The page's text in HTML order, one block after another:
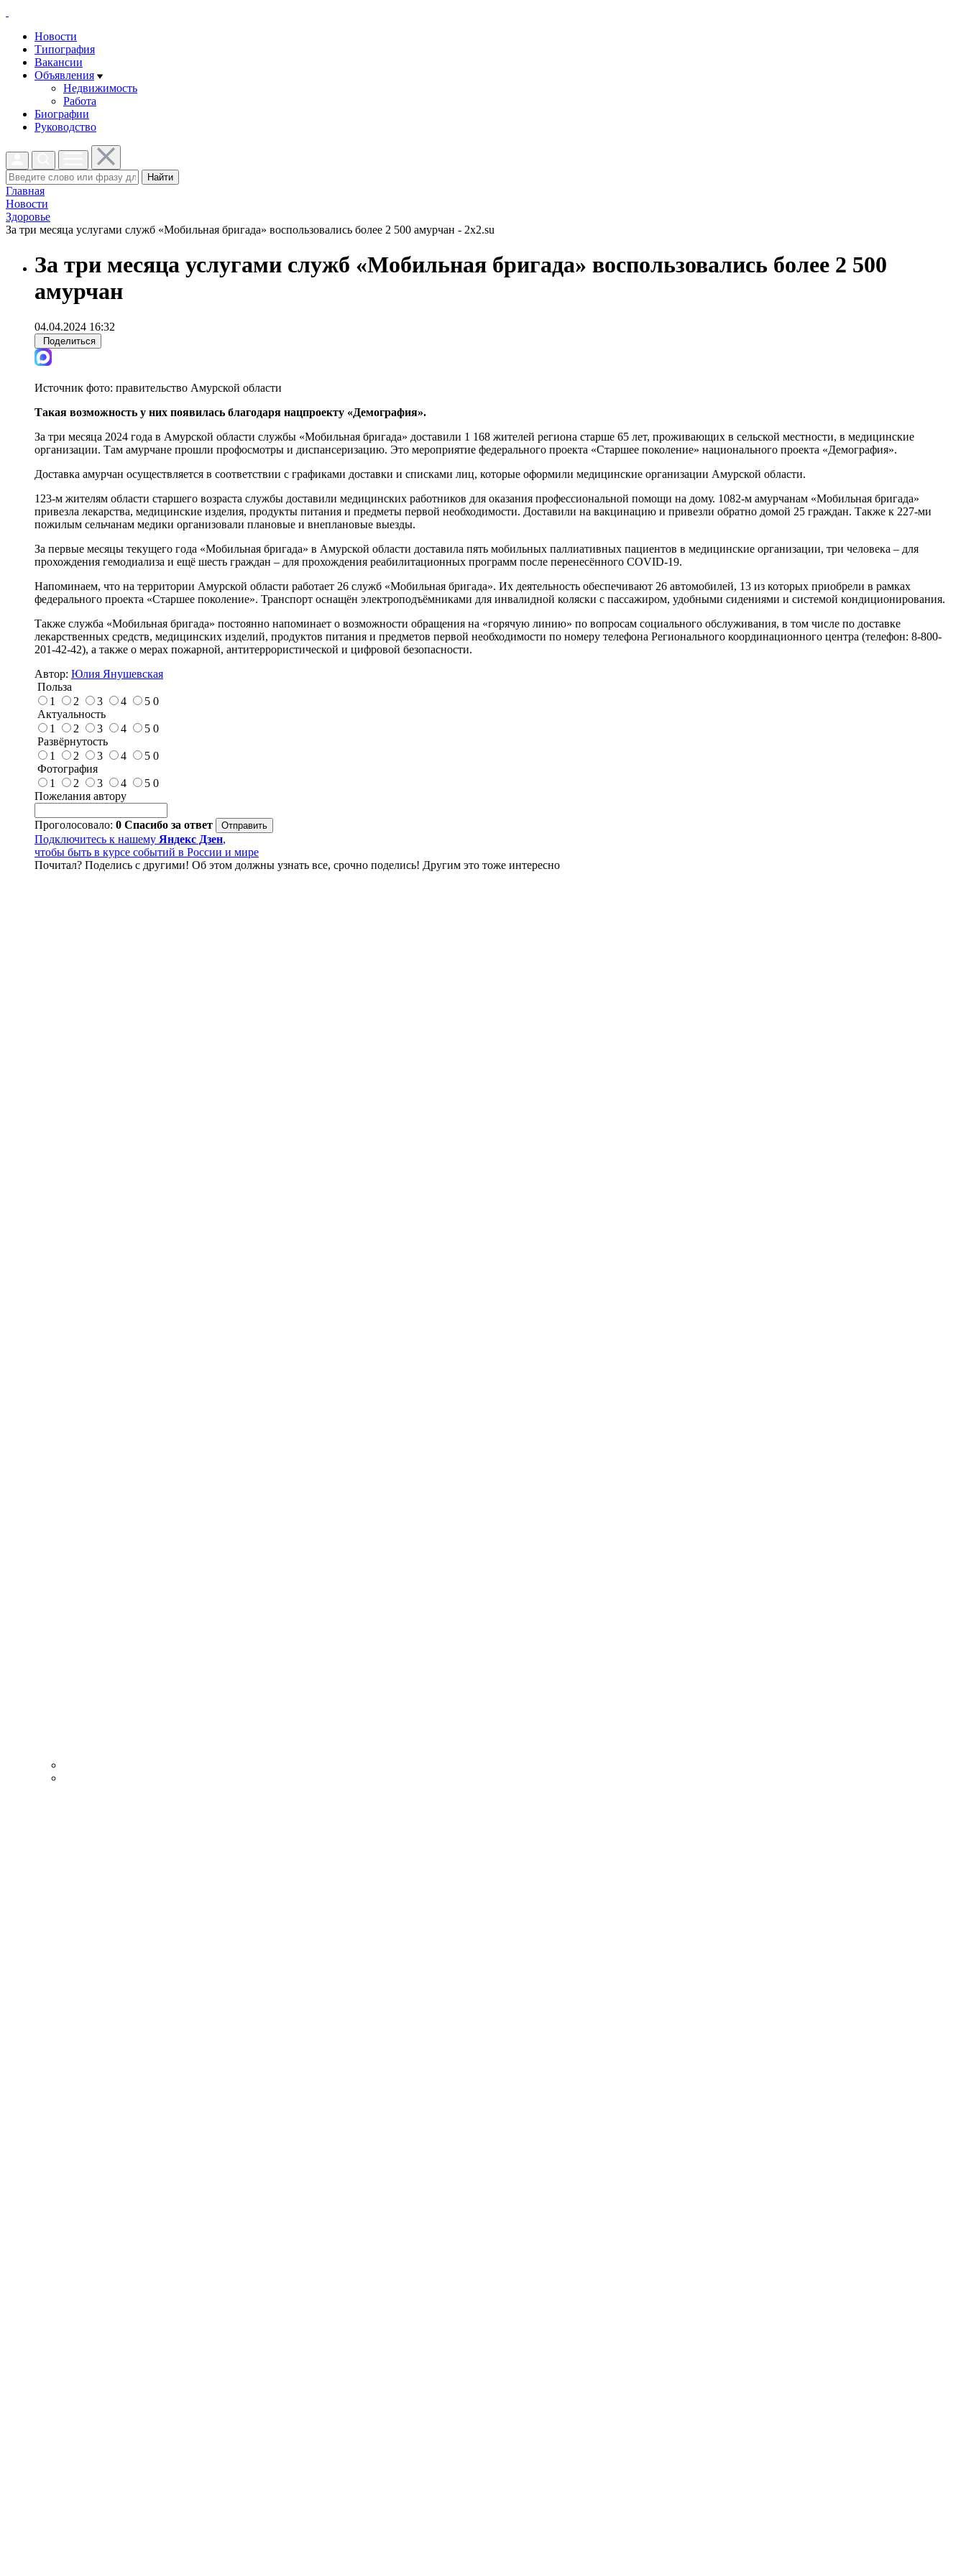
Новости
Типография
Вакансии
Объявления
Недвижимость
Работа
Биографии
Руководство
Найти
Главная
Новости
Здоровье
За три месяца услугами служб «Мобильная бригада» воспользовались более 2 500 амурчан - 2x2.su
За три месяца услугами служб «Мобильная бригада» воспользовались более 2 500
амурчан
04.04.2024 16:32
Поделиться
Источник фото: правительство Амурской области
Такая возможность у них появилась благодаря нацпроекту «Демография».
За три месяца 2024 года в Амурской области службы «Мобильная бригада» доставили 1 168 жителей региона старше 65 лет, проживающих в сельской местности, в медицинские
организации. Там амурчане прошли профосмотры и диспансеризацию. Это мероприятие федерального проекта «Старшее поколение» национального проекта «Демография».
Доставка амурчан осуществляется в соответствии с графиками доставки и списками лиц, которые оформили медицинские организации Амурской области.
123-м жителям области старшего возраста службы доставили медицинских работников для оказания профессиональной помощи на дому. 1082-м амурчанам «Мобильная бригада»
привезла лекарства, медицинские изделия, продукты питания и предметы первой необходимости. Доставили на вакцинацию и привезли обратно домой 25 граждан. Также к 227-ми
пожилым сельчанам медики организовали плановые и внеплановые выезды.
За первые месяцы текущего года «Мобильная бригада» в Амурской области доставила пять мобильных паллиативных пациентов в медицинские организации, три человека – для
прохождения гемодиализа и ещё шесть граждан – для прохождения реабилитационных программ после перенесённого COVID-19.
Напоминаем, что на территории Амурской области работает 26 служб «Мобильная бригада». Их деятельность обеспечивают 26 автомобилей, 13 из которых приобрели в рамках
федерального проекта «Старшее поколение». Транспорт оснащён электроподъёмниками для инвалидной коляски с пассажиром, удобными сидениями и системой кондиционирования.
Также служба «Мобильная бригада» постоянно напоминает о возможности обращения на «горячую линию» по вопросам социального обслуживания, в том числе по доставке
лекарственных средств, медицинских изделий, продуктов питания и предметов первой необходимости по номеру телефона Регионального координационного центра (телефон: 8-800-
201-42-42), а также о мерах пожарной, антитеррористической и цифровой безопасности.
Автор: Юлия Янушевская
Польза
1
2 3 4 5 0
Актуальность
1
2 3 4 5 0
Развёрнутость
1
2 3 4 5 0
Фотография
1
2 3 4 5 0
Пожелания автору
Проголосовало: 0 Спасибо за ответ
Подключитесь к нашему Яндекс Дзен,
чтобы быть в курсе событий в России и мире
Почитал? Поделись с другими! Об этом должны узнать все, срочно поделись! Другим это тоже интересно